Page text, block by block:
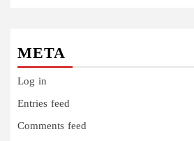
META
Log in
Entries feed
Comments feed